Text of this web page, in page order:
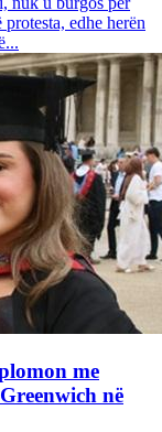
edhe herën
me
në